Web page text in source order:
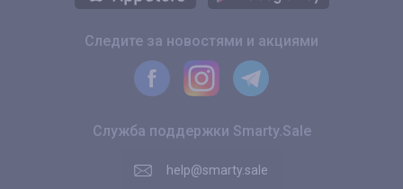
Следите за новостями и акциями
Служба поддержки Smarty.Sale
help@smarty.sale